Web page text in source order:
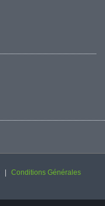
Conditions Générales